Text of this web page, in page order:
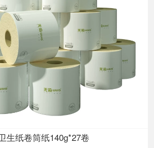
生纸卷筒纸140g*27卷